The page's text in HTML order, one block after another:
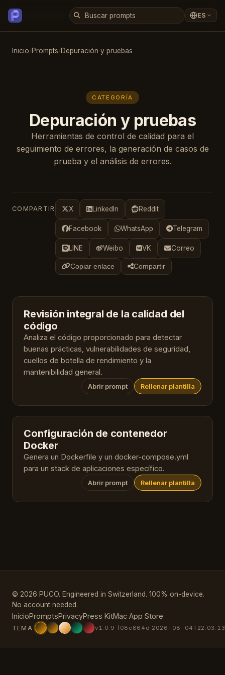
ES
Inicio/Prompts/Depuración y pruebas
CATEGORÍA
Depuración y pruebas
Herramientas de control de calidad para el
seguimiento de errores, la generación de casos de
prueba y el análisis de errores.
COMPARTIR X LinkedIn Reddit
Facebook WhatsApp Telegram
LINE Weibo VK Correo
Copiar enlace Compartir
Revisión integral de la calidad del
código
Analiza el código proporcionado para detectar
buenas prácticas, vulnerabilidades de seguridad,
cuellos de botella de rendimiento y la
mantenibilidad general.
Abrir prompt Rellenar plantilla
Configuración de contenedor
Docker
Genera un Dockerfile y un docker-compose.yml
para un stack de aplicaciones específico.
Abrir prompt Rellenar plantilla
© 2026 PUCO. Engineered in Switzerland. 100% on-device.
No account needed.
InicioPromptsPrivacyPress KitMac App Store
TEMA v1.0.9 (08c864d 2026-08-